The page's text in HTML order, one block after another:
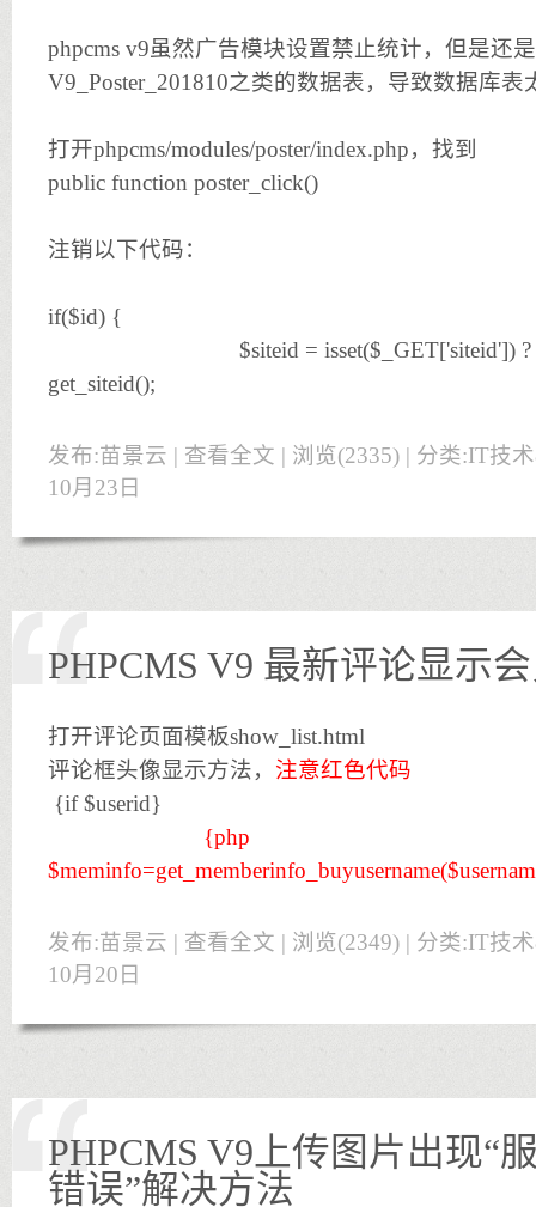
phpcms v9虽然广告模块设置禁止统计，但是还
V9_Poster_201810之类的数据表，导致数据库
打开phpcms/modules/poster/index.php，找到
public function poster_click()
注销以下代码：
if($id) {
$siteid = isset($_GET['siteid'])
get_siteid();
发布:苗景云 | 查看全文 | 浏览(2335) | 分类:IT技
10月23日
PHPCMS V9 最新评论显示
打开评论页面模板show_list.html
评论框头像显示方法， 注意红色代码
{if $userid}
{php
发布:苗景云 | 查看全文 | 浏览(2349) | 分类:IT技
10月20日
PHPCMS V9上传图片出现“
错误”解决方法